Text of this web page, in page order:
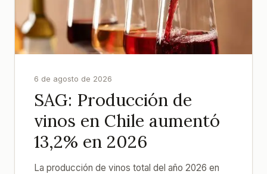
6 de agosto de 2026
SAG: Producción de
vinos en Chile aumentó
13,2% en 2026
La producción de vinos total del año 2026 en